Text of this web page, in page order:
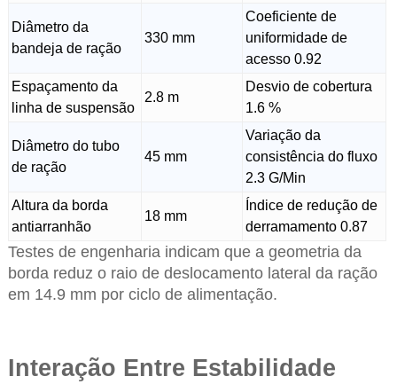
Diâmetro da
bandeja de ração
330 mm
Coeficiente de
uniformidade de
acesso 0.92
Espaçamento da
linha de suspensão
2.8 m
Desvio de cobertura
1.6 %
Diâmetro do tubo
de ração
45 mm
Variação da
consistência do fluxo
2.3 G/Min
Altura da borda
antiarranhão
18 mm
Índice de redução de
derramamento 0.87
Testes de engenharia indicam que a geometria da
borda reduz o raio de deslocamento lateral da ração
em 14.9 mm por ciclo de alimentação.
Interação Entre Estabilidade